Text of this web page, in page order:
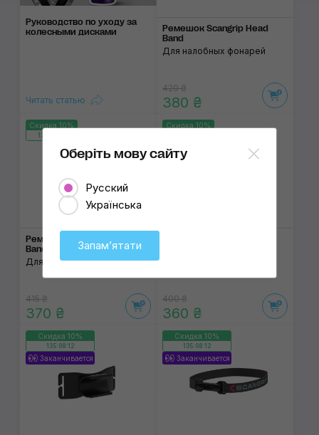
Руководство по уходу за
колесными дисками
Читать статью
Ремешок Scangrip Head
Band
Для налобных фонарей
420 ₴
380 ₴
Скидка 10%
135:08:12
Ремешок Scangrip Head
Band for ZONE/EX-VIEW
Для налобных фонарей
415 ₴
370 ₴
Скидка 10%
400 ₴
360 ₴
Скидка 10%
135:08:12
Заканчивается
Скидка 10%
135:08:12
Заканчивается
Оберіть мову сайту
Русский
Українська
Запамʼятати